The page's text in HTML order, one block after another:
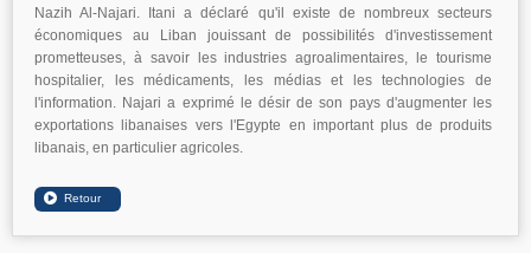
Nazih Al-Najari. Itani a déclaré qu'il existe de nombreux secteurs
économiques au Liban jouissant de possibilités d'investissement
prometteuses, à savoir les industries agroalimentaires, le tourisme
hospitalier, les médicaments, les médias et les technologies de
l'information. Najari a exprimé le désir de son pays d'augmenter les
exportations libanaises vers l'Egypte en important plus de produits
libanais, en particulier agricoles.